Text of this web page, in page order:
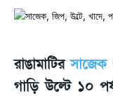
রাঙামাটিরসাজেক
গাড়ি উল্টে ১০